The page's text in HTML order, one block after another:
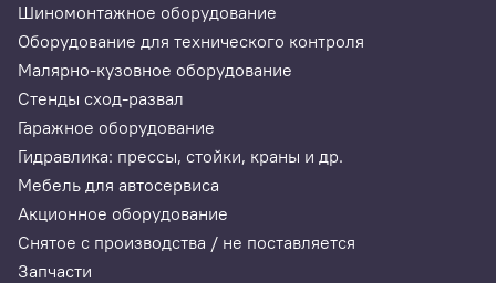
Шиномонтажное оборудование
Оборудование для технического контроля
Малярно-кузовное оборудование
Стенды сход-развал
Гаражное оборудование
Гидравлика: прессы, стойки, краны и др.
Мебель для автосервиса
Акционное оборудование
Снятое с производства / не поставляется
Запчасти